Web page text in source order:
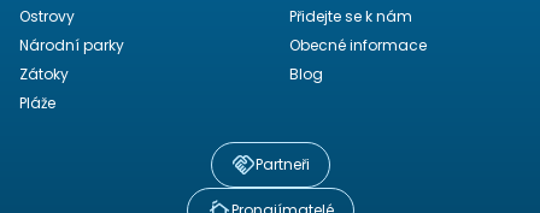
Ostrovy
Národní parky
Zátoky
Pláže
Přidejte se k nám
Obecné informace
Blog
Partneři